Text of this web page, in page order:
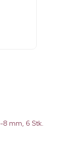
8 mm, 6 Stk.